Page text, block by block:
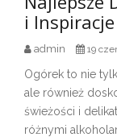
i
admin 19
Ogórek to nie
ale również
świeżości i
różnymi